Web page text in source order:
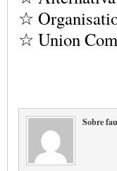
☆
☆ Union
Sobre fau